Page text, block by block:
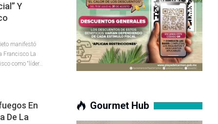
Y
manifestó
Francisco La
como “líder…
En
De La
Gourmet Hub